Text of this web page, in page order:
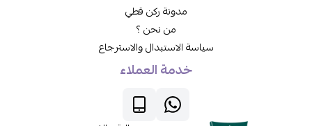
مدونة ركن قطي
من نحن ؟
سياسة الاستبدال والاسترجاع
خدمة العملاء